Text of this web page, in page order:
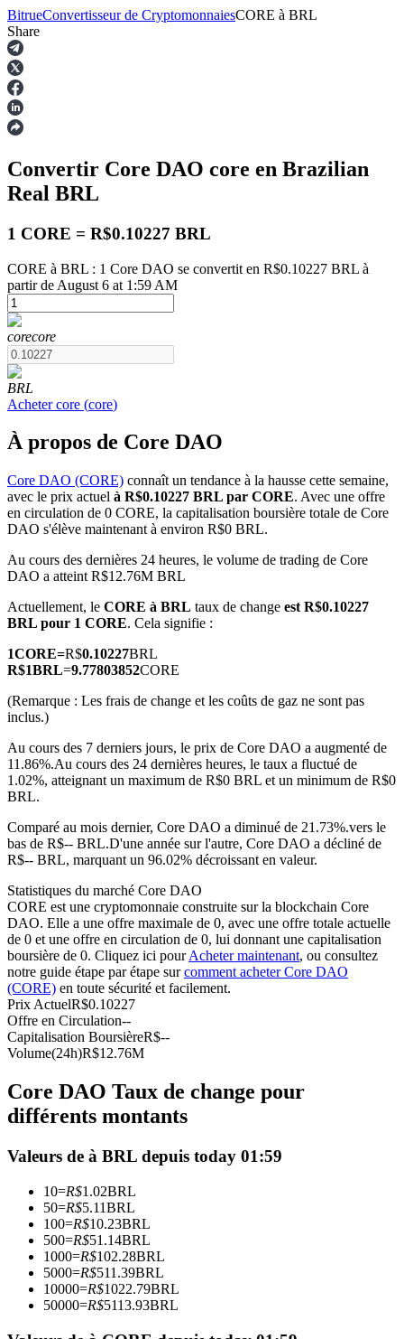
Contrats à terme
Futures USDT
Futures COIN-M
Contrats à terme sur crypto-monnaie
TradFi
Produits dérivés sur actions, forex, métaux précieux et matières
premières
Futures USDC
Futures utilisant l'USDC comme garantie
Copie de Trading
Devenez un trader de copie
Profitez du partage des bénéfices et des commissions de copy
trading
BitrueConvertisseur de CryptomonnaiesCORE à BRL
Share
Convertir Core DAO core en Brazilian
Real BRL
1 CORE = R$0.10227 BRL
CORE à BRL : 1 Core DAO se convertit en R$0.10227 BRL à
partir de August 6 at 1:59 AM
corecore
BRL
Acheter core (core)
À propos de Core DAO
Core DAO (CORE) connaît un tendance à la hausse cette semaine,
avec le prix actuel à R$0.10227 BRL par CORE. Avec une offre
en circulation de 0 CORE, la capitalisation boursière totale de Core
DAO s'élève maintenant à environ R$0 BRL.
Au cours des dernières 24 heures, le volume de trading de Core
DAO a atteint R$12.76M BRL
Actuellement, le CORE à BRL taux de change est R$0.10227
BRL pour 1 CORE. Cela signifie :
1CORE=R$0.10227BRL
R$1BRL=9.77803852CORE
(Remarque : Les frais de change et les coûts de gaz ne sont pas
inclus.)
Au cours des 7 derniers jours, le prix de Core DAO a augmenté de
11.86%.Au cours des 24 dernières heures, le taux a fluctué de
1.02%, atteignant un maximum de R$0 BRL et un minimum de R$0
BRL.
Comparé au mois dernier, Core DAO a diminué de 21.73%.vers le
bas de R$-- BRL.D'une année sur l'autre, Core DAO a décliné de
R$-- BRL, marquant un 96.02% décroissant en valeur.
Statistiques du marché Core DAO
CORE est une cryptomonnaie construite sur la blockchain Core
DAO. Elle a une offre maximale de 0, avec une offre totale actuelle
de 0 et une offre en circulation de 0, lui donnant une capitalisation
boursière de 0. Cliquez ici pourAcheter maintenant, ou consultez
notre guide étape par étape surcomment acheter Core DAO
(CORE) en toute sécurité et facilement.
Prix ActuelR$0.10227
Offre en Circulation--
Capitalisation BoursièreR$--
Volume(24h)R$12.76M
Core DAO Taux de change pour
différents montants
Valeurs de à BRL depuis today 01:59
10=R$1.02BRL
50=R$5.11BRL
100=R$10.23BRL
500=R$51.14BRL
1000=R$102.28BRL
5000=R$511.39BRL
10000=R$1022.79BRL
50000=R$5113.93BRL